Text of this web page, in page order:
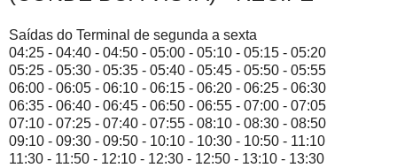
Saídas do Terminal de segunda a sexta
04:25 - 04:40 - 04:50 - 05:00 - 05:10 - 05:15 - 05:20
05:25 - 05:30 - 05:35 - 05:40 - 05:45 - 05:50 - 05:55
06:00 - 06:05 - 06:10 - 06:15 - 06:20 - 06:25 - 06:30
06:35 - 06:40 - 06:45 - 06:50 - 06:55 - 07:00 - 07:05
07:10 - 07:25 - 07:40 - 07:55 - 08:10 - 08:30 - 08:50
09:10 - 09:30 - 09:50 - 10:10 - 10:30 - 10:50 - 11:10
11:30 - 11:50 - 12:10 - 12:30 - 12:50 - 13:10 - 13:30